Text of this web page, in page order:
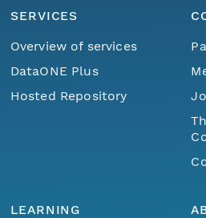
SERVICES
Overview of services
DataONE Plus
Hosted Repository
LEARNING